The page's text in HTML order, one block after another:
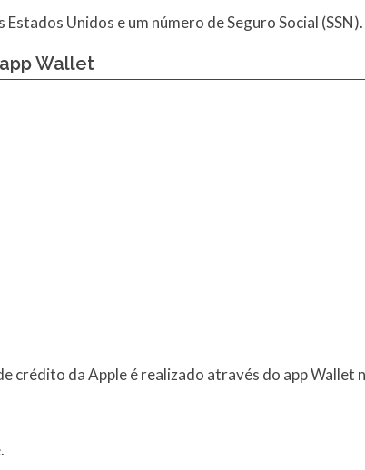
Unidos e um número de Seguro Social (SSN).
app Wallet
crédito da Apple é realizado através do app Wallet